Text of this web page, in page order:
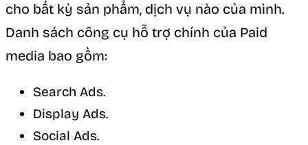
cho bất kỳ sản phẩm, dịch vụ nào của mình.
Danh sách công cụ hỗ trợ chính của Paid
media bao gồm:
Search Ads.
Display Ads.
Social Ads.